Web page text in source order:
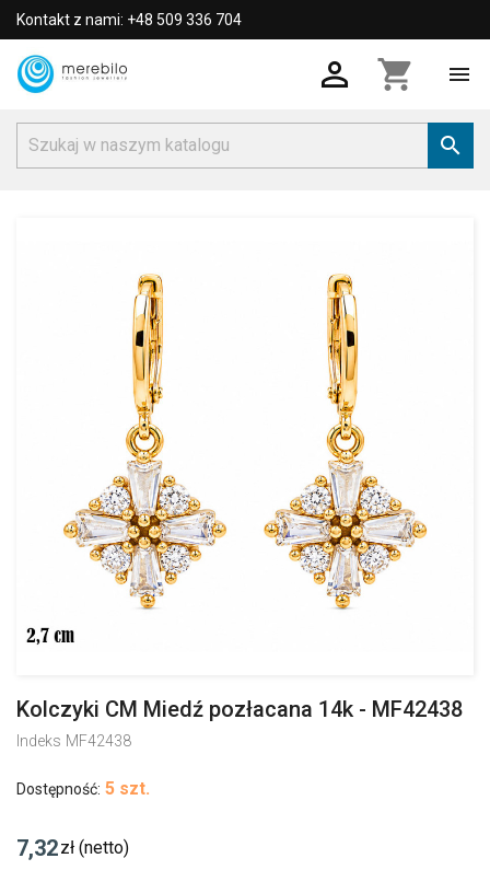
Kontakt z nami: +48 509 336 704
 shopping_cart 

Kolczyki CM Miedź pozłacana 14k - MF42438
Indeks MF42438
Dostępność: 5 szt.
7,32zł (netto)